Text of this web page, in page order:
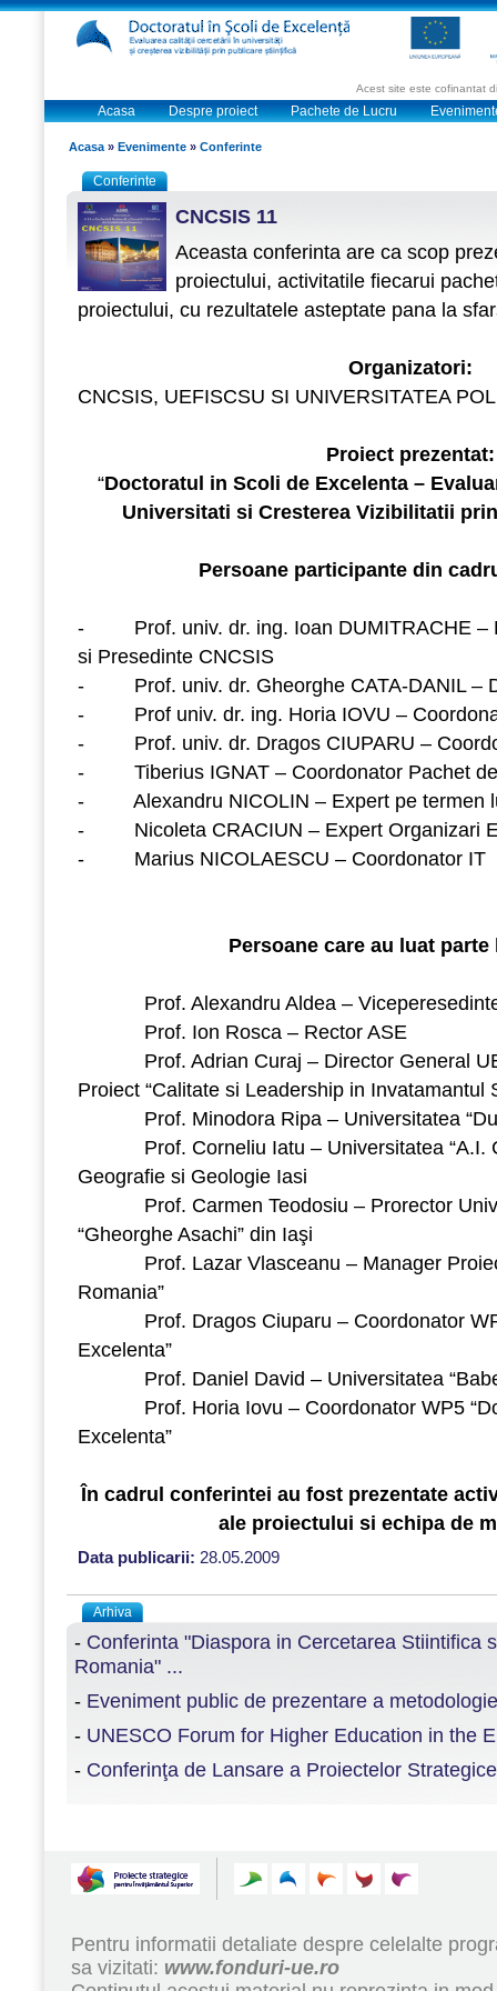
Acest site este cofinantat
Acasa Despre proiect Pachete de Lucru
Acasa » Evenimente » Conferinte
Conferinte
CNCSIS 11
Aceasta conferinta are ca scop
proiectului, activitatile fiecarui
proiectului, cu rezultatele asteptate pana la
Organizatori:
CNCSIS, UEFISCSU SI UNIVERSITATEA
Proiect prezentat:
“Doctoratul in Scoli de Excelenta –
Universitati si Cresterea Vizibilitatii
Persoane participante din
-
Prof. univ. dr. ing. Ioan DUMITRACHE –
si Presedinte CNCSIS
-
Prof. univ. dr. Gheorghe CATA-DANIL –
-
Prof univ. dr. ing. Horia IOVU –
-
Prof. univ. dr. Dragos CIUPARU –
-
Tiberius IGNAT – Coordonator Pachet
-
Alexandru NICOLIN – Expert pe termen
-
Nicoleta CRACIUN – Expert Organizari
-
Marius NICOLAESCU – Coordonator IT
Persoane care au luat
Prof. Alexandru Aldea –
Prof. Ion Rosca – Rector ASE
Prof. Adrian Curaj – Director General
Proiect “Calitate si Leadership in Invatamantul
Prof. Minodora Ripa – Universitatea
Prof. Corneliu Iatu – Universitatea “A.I.
Geografie si Geologie Iasi
Prof. Carmen Teodosiu – Prorector
“Gheorghe Asachi” din Iaşi
Prof. Lazar Vlasceanu – Manager Proiect
Romania”
Prof. Dragos Ciuparu – Coordonator
Excelenta”
Prof. Daniel David – Universitatea
Prof. Horia Iovu – Coordonator WP5
Excelenta”
În cadrul conferintei au fost prezentate
ale proiectului si echipa de
Data publicarii: 28.05.2009
Arhiva
- Conferinta "Diaspora in Cercetarea Stiintifica
Romania" ...
- Eveniment public de prezentare a
- UNESCO Forum for Higher Education in the
- Conferinţa de Lansare a Proiectelor
Pentru informatii detaliate despre celelalte
sa vizitati: www.fonduri-ue.ro